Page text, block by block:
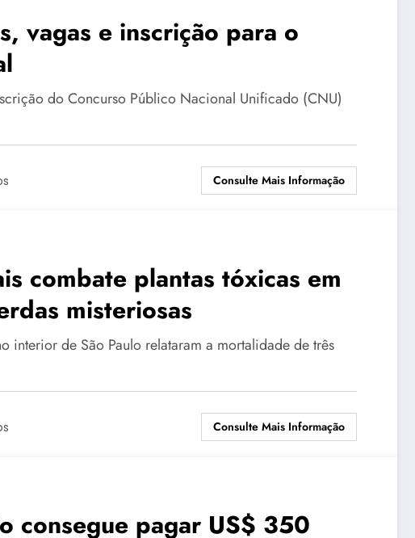
vagas e inscrição para o
do Concurso Público Nacional Unificado (CNU)
Consulte Mais Informação
combate plantas tóxicas em
misteriosas
interior de São Paulo relataram a mortalidade de três
Consulte Mais Informação
consegue pagar US$ 350